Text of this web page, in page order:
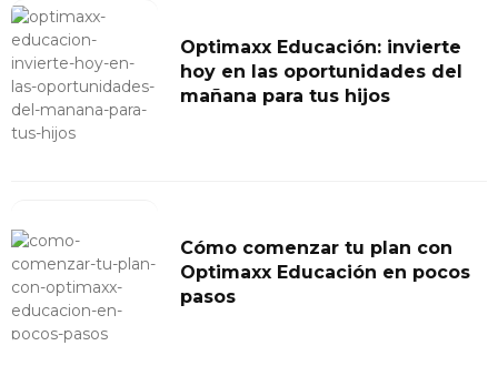
Optimaxx Educación: invierte
hoy en las oportunidades del
mañana para tus hijos
Cómo comenzar tu plan con
Optimaxx Educación en pocos
pasos